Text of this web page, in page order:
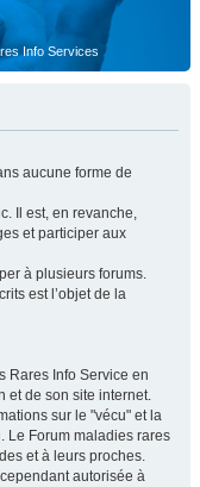
Info Services
aucune forme de
Il est, en revanche,
et participer aux
à plusieurs forums.
est l’objet de la
Rares Info Service en
et de son site internet.
sur le "vécu" et la
Le Forum maladies rares
et à leurs proches.
autorisée à